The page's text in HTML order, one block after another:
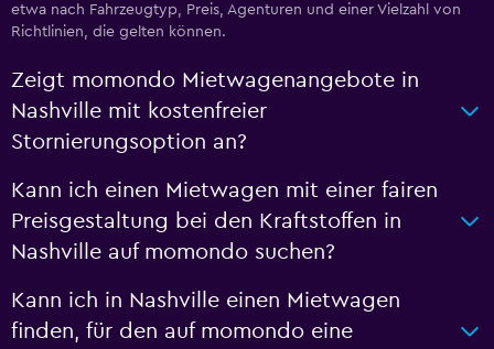
etwa nach Fahrzeugtyp, Preis, Agenturen und einer Vielzahl von
Richtlinien, die gelten können.
Zeigt momondo Mietwagenangebote in
Nashville mit kostenfreier
Stornierungsoption an?
Kann ich einen Mietwagen mit einer fairen
Preisgestaltung bei den Kraftstoffen in
Nashville auf momondo suchen?
Kann ich in Nashville einen Mietwagen
finden, für den auf momondo eine